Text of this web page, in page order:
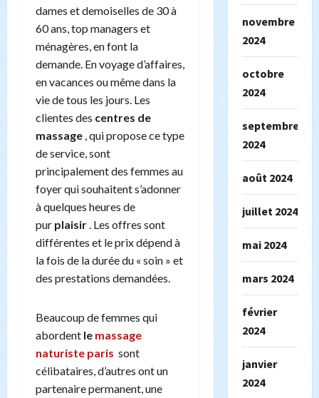
dames et demoiselles de 30 à
60 ans, top managers et
ménagères, en font la
demande. En voyage d’affaires,
en vacances ou même dans la
vie de tous les jours. Les
clientes des centres de
massage , qui propose ce type
de service, sont
principalement des femmes au
foyer qui souhaitent s’adonner
à quelques heures de
pur plaisir . Les offres sont
différentes et le prix dépend à
la fois de la durée du « soin » et
des prestations demandées.
Beaucoup de femmes qui
abordent le massage
naturiste paris sont
célibataires, d’autres ont un
partenaire permanent, une
novembre
2024
octobre
2024
septembre
2024
août 2024
juillet 2024
mai 2024
mars 2024
février
2024
janvier
2024